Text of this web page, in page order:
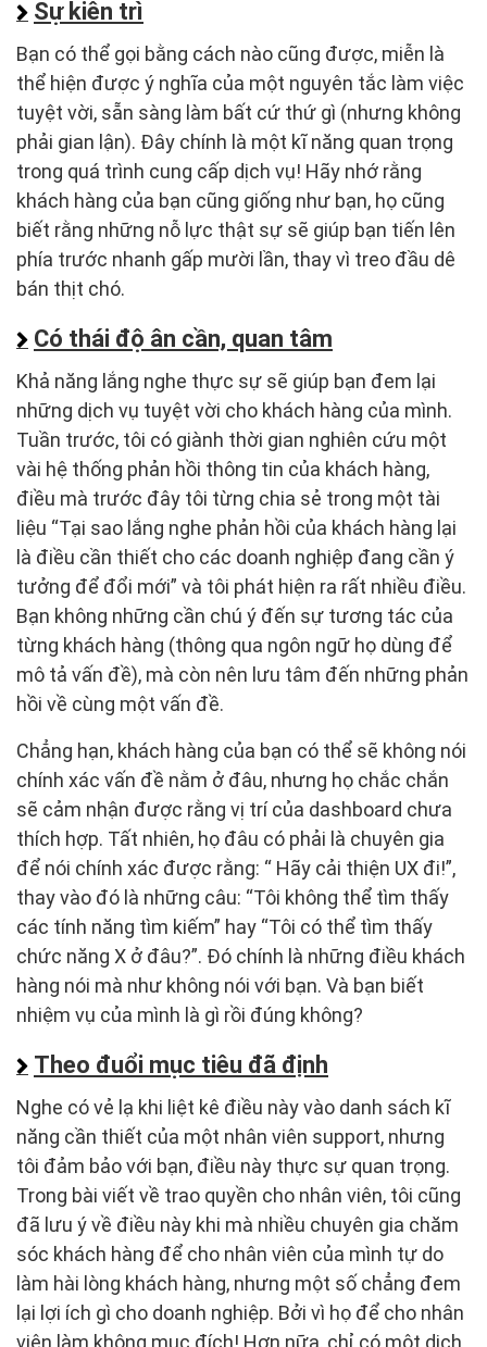
Sự kiên trì
Bạn có thể gọi bằng cách nào cũng được, miễn là
thể hiện được ý nghĩa của một nguyên tắc làm việc
tuyệt vời, sẵn sàng làm bất cứ thứ gì (nhưng không
phải gian lận). Đây chính là một kĩ năng quan trọng
trong quá trình cung cấp dịch vụ! Hãy nhớ rằng
khách hàng của bạn cũng giống như bạn, họ cũng
biết rằng những nỗ lực thật sự sẽ giúp bạn tiến lên
phía trước nhanh gấp mười lần, thay vì treo đầu dê
bán thịt chó.
Có thái độ ân cần, quan tâm
Khả năng lắng nghe thực sự sẽ giúp bạn đem lại
những dịch vụ tuyệt vời cho khách hàng của mình.
Tuần trước, tôi có giành thời gian nghiên cứu một
vài hệ thống phản hồi thông tin của khách hàng,
điều mà trước đây tôi từng chia sẻ trong một tài
liệu “Tại sao lắng nghe phản hồi của khách hàng lại
là điều cần thiết cho các doanh nghiệp đang cần ý
tưởng để đổi mới” và tôi phát hiện ra rất nhiều điều.
Bạn không những cần chú ý đến sự tương tác của
từng khách hàng (thông qua ngôn ngữ họ dùng để
mô tả vấn đề), mà còn nên lưu tâm đến những phản
hồi về cùng một vấn đề.
Chẳng hạn, khách hàng của bạn có thể sẽ không nói
chính xác vấn đề nằm ở đâu, nhưng họ chắc chắn
sẽ cảm nhận được rằng vị trí của dashboard chưa
thích hợp. Tất nhiên, họ đâu có phải là chuyên gia
để nói chính xác được rằng: “ Hãy cải thiện UX đi!”,
thay vào đó là những câu: “Tôi không thể tìm thấy
các tính năng tìm kiếm” hay “Tôi có thể tìm thấy
chức năng X ở đâu?”. Đó chính là những điều khách
hàng nói mà như không nói với bạn. Và bạn biết
nhiệm vụ của mình là gì rồi đúng không?
Theo đuổi mục tiêu đã định
Nghe có vẻ lạ khi liệt kê điều này vào danh sách kĩ
năng cần thiết của một nhân viên support, nhưng
tôi đảm bảo với bạn, điều này thực sự quan trọng.
Trong bài viết về trao quyền cho nhân viên, tôi cũng
đã lưu ý về điều này khi mà nhiều chuyên gia chăm
sóc khách hàng để cho nhân viên của mình tự do
làm hài lòng khách hàng, nhưng một số chẳng đem
lại lợi ích gì cho doanh nghiệp. Bởi vì họ để cho nhân